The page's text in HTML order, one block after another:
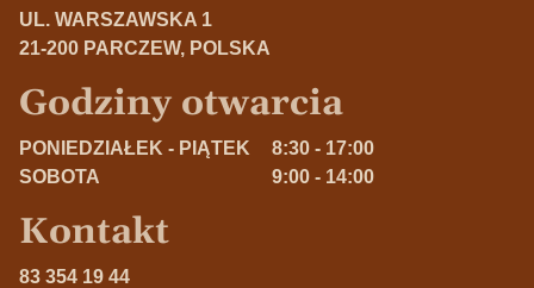
UL. WARSZAWSKA 1
21-200 PARCZEW, POLSKA
Godziny otwarcia
PONIEDZIAŁEK - PIĄTEK
8:30 - 17:00
SOBOTA
9:00 - 14:00
Kontakt
83 354 19 44